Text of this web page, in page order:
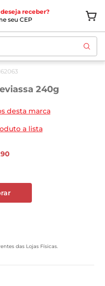
receber?
seu CEP
240g
desta marca
a lista
90
das Lojas Físicas.